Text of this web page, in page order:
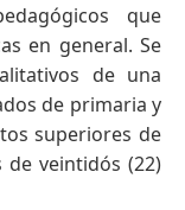
que
en general. Se
de una
de primaria y
superiores de
veintidós (22)